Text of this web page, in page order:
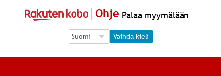
Ohje Palaa myymälään
Language Selection
Language Selection
Vaihda kieli